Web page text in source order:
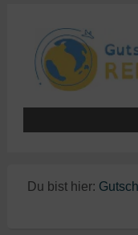
Du bist hier: